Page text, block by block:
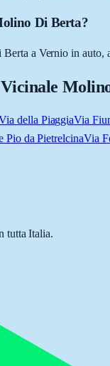
Di Berta?
a Vernio in auto,
della PiaggiaVia
Pio da PietrelcinaVia
tutta Italia.